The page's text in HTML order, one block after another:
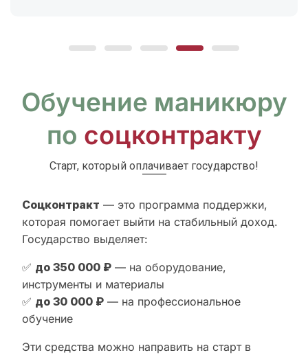
Обучение маникюру
по соцконтракту
Старт, который оплачивает государство!
Соцконтракт — это программа поддержки,
которая помогает выйти на стабильный доход.
Государство выделяет:
✅ до 350 000 ₽ — на оборудование,
инструменты и материалы
✅ до 30 000 ₽ — на профессиональное
обучение
Эти средства можно направить на старт в